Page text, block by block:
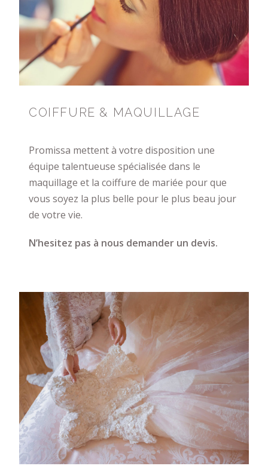
COIFFURE & MAQUILLAGE
Promissa mettent à votre disposition une
équipe talentueuse spécialisée dans le
maquillage et la coiffure de mariée pour que
vous soyez la plus belle pour le plus beau jour
de votre vie.
N’hesitez pas à nous demander un devis.